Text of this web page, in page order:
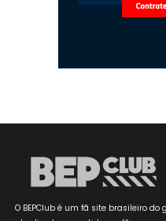
O BEPClub é um fã site brasileiro do